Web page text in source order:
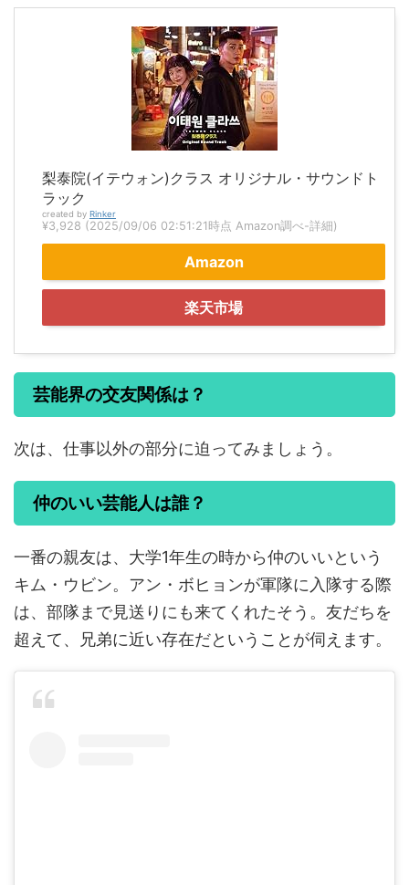
梨泰院(イテウォン)クラス オリジナル・サウンドト
ラック
created by Rinker
¥3,928 (2025/09/06 02:51:21時点 Amazon調べ-詳細)
Amazon
楽天市場
芸能界の交友関係は？
次は、仕事以外の部分に迫ってみましょう。
仲のいい芸能人は誰？
一番の親友は、大学1年生の時から仲のいいという
キム・ウビン。アン・ボヒョンが軍隊に入隊する際
は、部隊まで見送りにも来てくれたそう。友だちを
超えて、兄弟に近い存在だということが伺えます。